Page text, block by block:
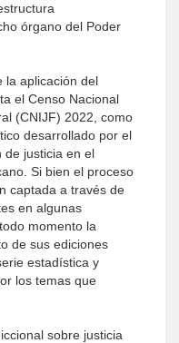
órgano del Poder
la aplicación del
el Censo Nacional
(CNIJF) 2022, como
desarrollado por el
de justicia en el
Si bien el proceso
captada a través de
en algunas
momento la
de sus ediciones
estadística y
los temas que
sobre justicia